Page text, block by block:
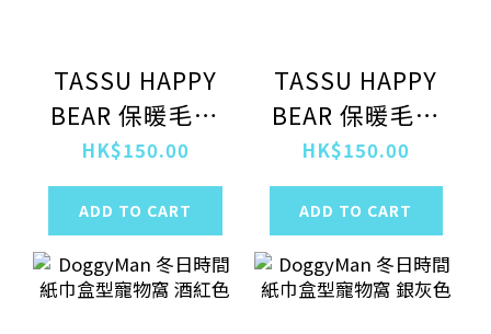
TASSU HAPPY
BEAR 保暖毛墊
米色
HK$150.00
ADD TO CART
TASSU HAPPY
BEAR 保暖毛墊
象牙白
HK$150.00
ADD TO CART